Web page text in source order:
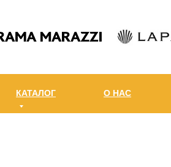
КАТАЛОГ О НАС